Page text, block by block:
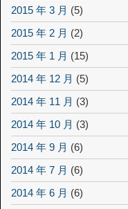
2015 年 3 月 (5)
2015 年 2 月 (2)
2015 年 1 月 (15)
2014 年 12 月 (5)
2014 年 11 月 (3)
2014 年 10 月 (3)
2014 年 9 月 (6)
2014 年 7 月 (6)
2014 年 6 月 (6)